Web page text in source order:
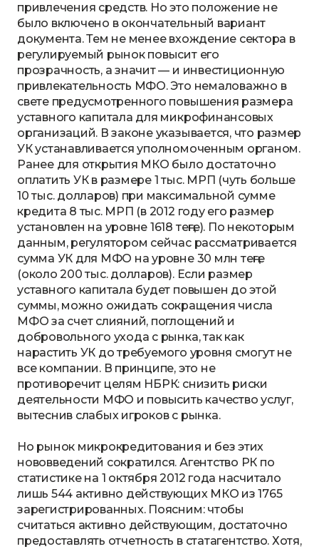
привлечения средств. Но это положение не
было включено в окончательный вариант
документа. Тем не менее вхождение сектора в
регулируемый рынок повысит его
прозрачность, а значит — и инвестиционную
привлекательность МФО. Это немаловажно в
свете предусмотренного повышения размера
уставного капитала для микрофинансовых
организаций. В законе указывается, что размер
УК устанавливается уполномоченным органом.
Ранее для открытия МКО было достаточно
оплатить УК в размере 1 тыс. МРП (чуть больше
10 тыс. долларов) при максимальной сумме
кредита 8 тыс. МРП (в 2012 году его размер
установлен на уровне 1618 теңге). По некоторым
данным, регулятором сейчас рассматривается
сумма УК для МФО на уровне 30 млн теңге
(около 200 тыс. долларов). Если размер
уставного капитала будет повышен до этой
суммы, можно ожидать сокращения числа
МФО за счет слияний, поглощений и
добровольного ухода с рынка, так как
нарастить УК до требуемого уровня смогут не
все компании. В принципе, это не
противоречит целям НБРК: снизить риски
деятельности МФО и повысить качество услуг,
вытеснив слабых игроков с рынка.
Но рынок микрокредитования и без этих
нововведений сократился. Агентство РК по
статистике на 1 октября 2012 года насчитало
лишь 544 активно действующих МКО из 1765
зарегистрированных. Поясним: чтобы
считаться активно действующим, достаточно
предоставлять отчетность в статагентство. Хотя,